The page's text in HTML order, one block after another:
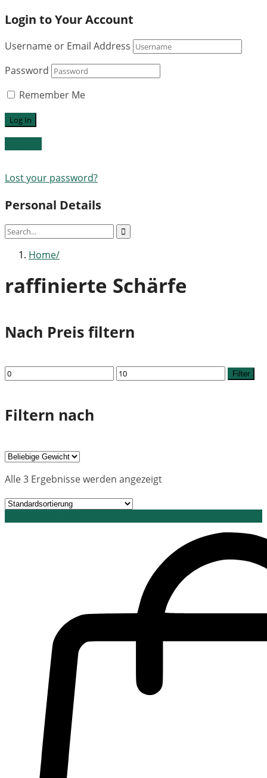
Login to Your Account
Username or Email Address
Password
Remember Me
Lost your password?
Personal Details
Home
raffinierte Schärfe
Nach Preis filtern
Min.
Preis
Max.
Preis
Filter
Filtern nach
Alle 3 Ergebnisse werden angezeigt